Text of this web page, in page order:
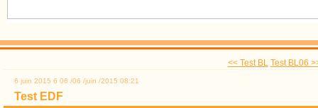
<< Test BL Test BL06
6 juin 2015 6 06 /06 /juin /2015 08:21
Test EDF